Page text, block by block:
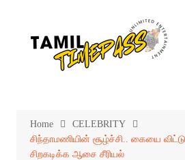
Home
CELEBRITY
சிந்தாமணியின் சூழ்ச்சி.. கையை
சிறகடிக்க ஆசை சீரியல்